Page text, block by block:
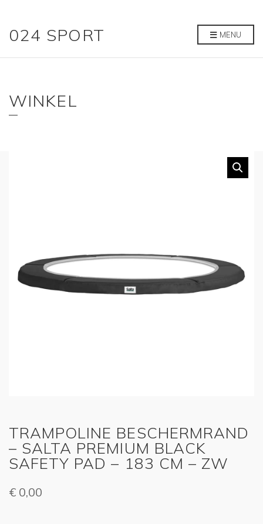
024 SPORT MENU
WINKEL
TRAMPOLINE BESCHERMRAND
– SALTA PREMIUM BLACK
SAFETY PAD – 183 CM – ZW
€ 0,00